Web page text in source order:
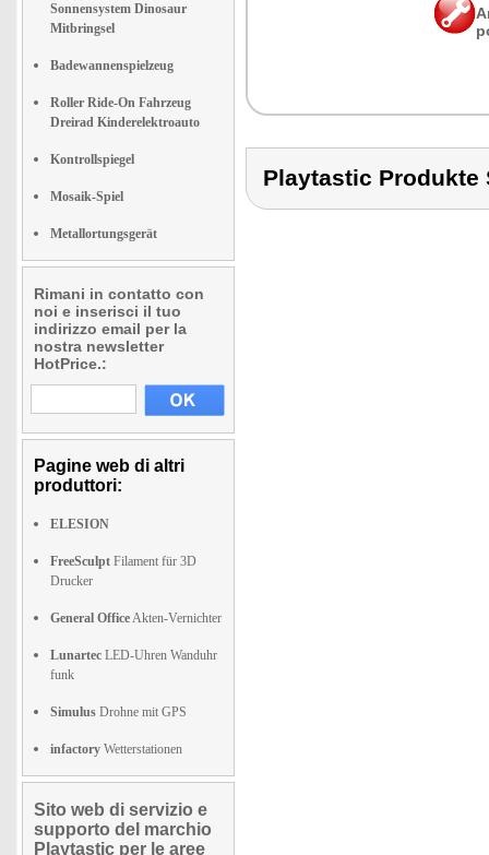
Sonnensystem Dinosaur
Mitbringsel
Badewannenspielzeug
Roller Ride-On Fahrzeug
Dreirad Kinderelektroauto
Kontrollspiegel
Mosaik-Spiel
Metallortungsgerät
Rimani in contatto con
noi e inserisci il tuo
indirizzo email per la
nostra newsletter
HotPrice.:
Pagine web di altri
produttori:
ELESION
FreeSculpt Filament für 3D
Drucker
General OfficeAkten-Vernichter
Lunartec LED-Uhren Wanduhr
funk
Simulus Drohne mit GPS
infactory Wetterstationen
Sito web di servizio e
supporto del marchio
Playtastic per le aree
Playtastic Produkte